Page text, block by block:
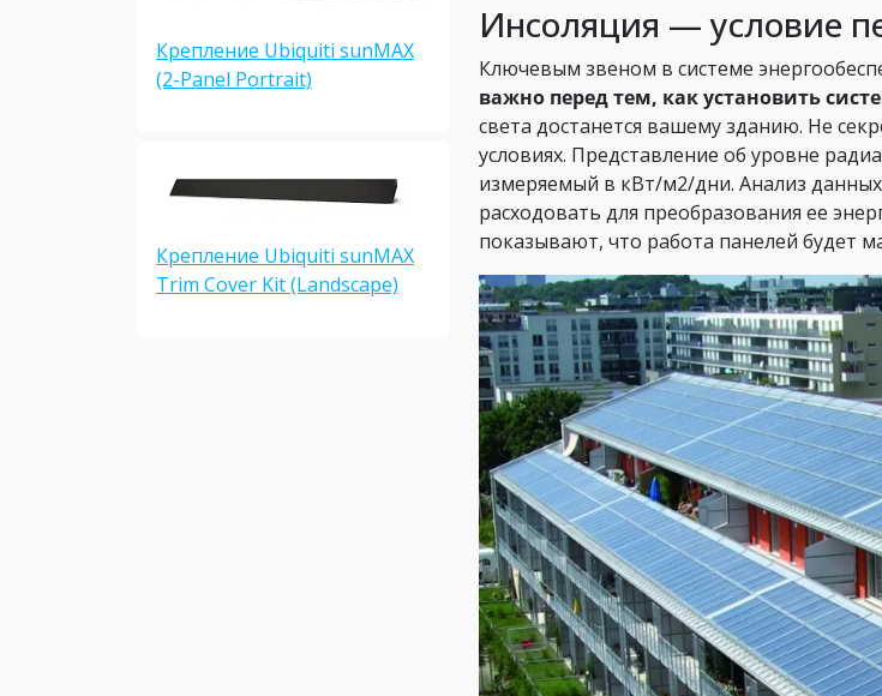
Крепление Ubiquiti sunMAX
(2-Panel Portrait)
Крепление Ubiquiti sunMAX
Trim Cover Kit (Landscape)
Инсоляция — условие
Ключевым звеном в системе
важно перед тем, как установить
света достанется вашему зданию. Не
условиях. Представление об уровне
измеряемый в кВт/м2/дни. Анализ
расходовать для преобразования ее
показывают, что работа панелей будет